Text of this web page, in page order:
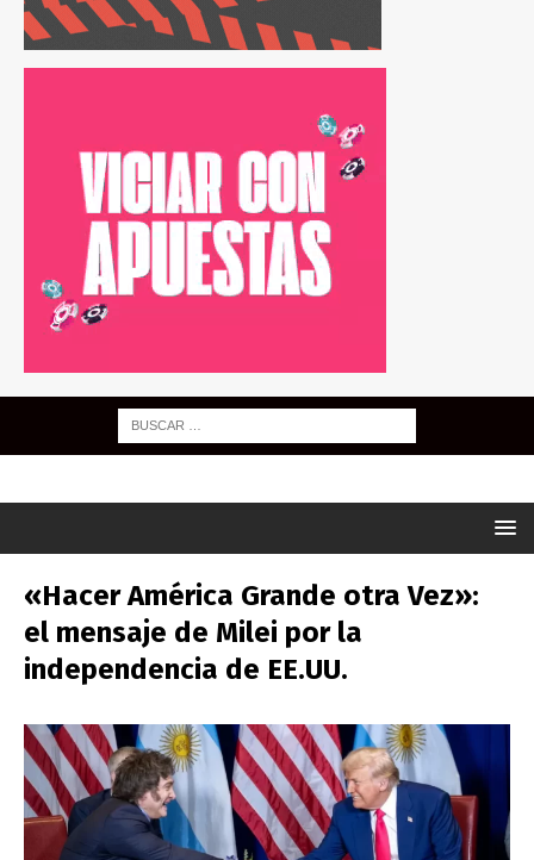
«Hacer América Grande otra Vez»:
el mensaje de Milei por la
independencia de EE.UU.